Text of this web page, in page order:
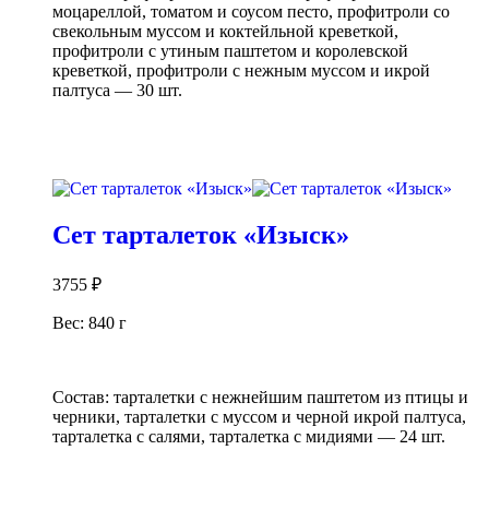
моцареллой, томатом и соусом песто, профитроли со
свекольным муссом и коктейльной креветкой,
профитроли с утиным паштетом и королевской
креветкой, профитроли с нежным муссом и икрой
палтуса — 30 шт.
Сет тарталеток «Изыск»
3755 ₽
Вес: 840 г
Состав: тарталетки с нежнейшим паштетом из птицы и
черники, тарталетки с муссом и черной икрой палтуса,
тарталетка с салями, тарталетка с мидиями — 24 шт.